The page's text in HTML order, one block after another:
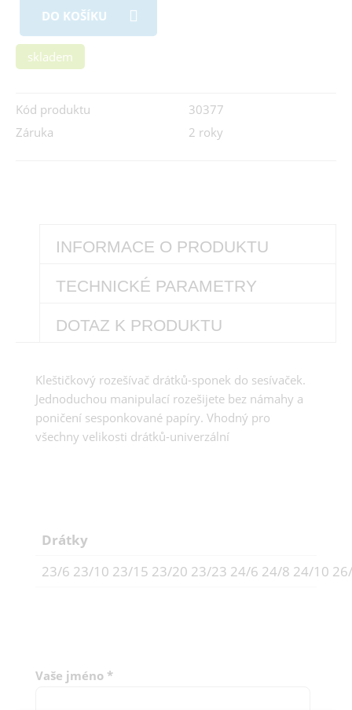
DO KOŠÍKU
skladem
Kód produktu
30377
Záruka
2 roky
INFORMACE O PRODUKTU
TECHNICKÉ PARAMETRY
DOTAZ K PRODUKTU
Kleštičkový rozešívač drátků-sponek do sesívaček.
Jednoduchou manipulací rozešijete bez námahy a
poničení sesponkované papíry. Vhodný pro
všechny velikosti drátků-univerzální
Drátky
23/6 23/10 23/15 23/20 23/23 24/6 24/8 24/10
Vaše jméno *